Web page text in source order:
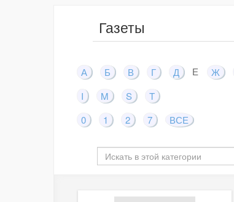
Газеты
А Б В Г Д Е Ж
I
M S
T
0
1 2 7 ВСЕ